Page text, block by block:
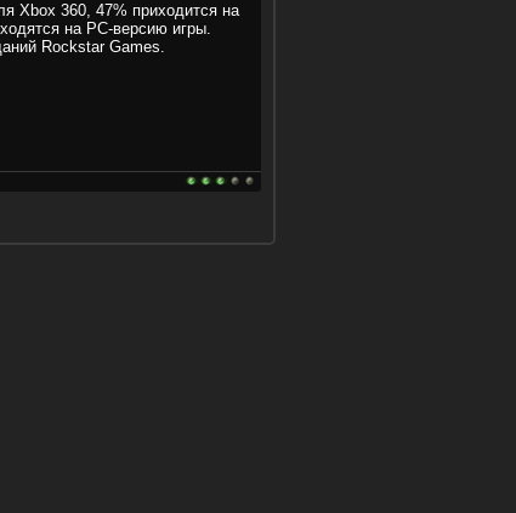
Xbox 360, 47% приходится на
на РС-версию игры.
Rockstar Games.